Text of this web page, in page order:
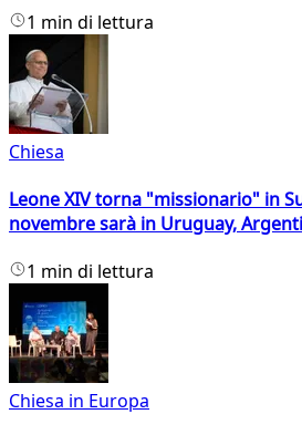
1 min di lettura
Chiesa
Leone XIV torna "missionario" in
novembre sarà in Uruguay,
1 min di lettura
Chiesa in Europa